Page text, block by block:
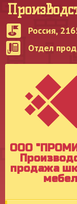
Россия,
Отдел
OOO
продажа